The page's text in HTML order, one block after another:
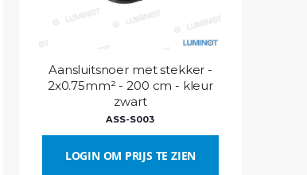
Aansluitsnoer met stekker -
2x0.75mm² - 200 cm - kleur
zwart
ASS-S003
LOGIN OM PRIJS TE ZIEN